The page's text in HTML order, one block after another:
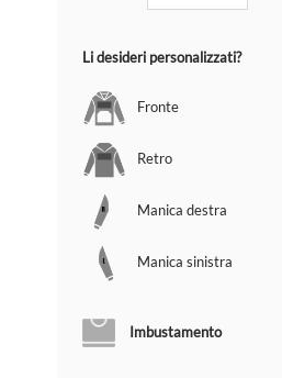
Li desideri personalizzati?
Fronte
Retro
Manica destra
Manica sinistra
Imbustamento